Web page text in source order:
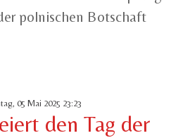
polnischen Botschaft
05 Mai 2025 23:23
den Tag der